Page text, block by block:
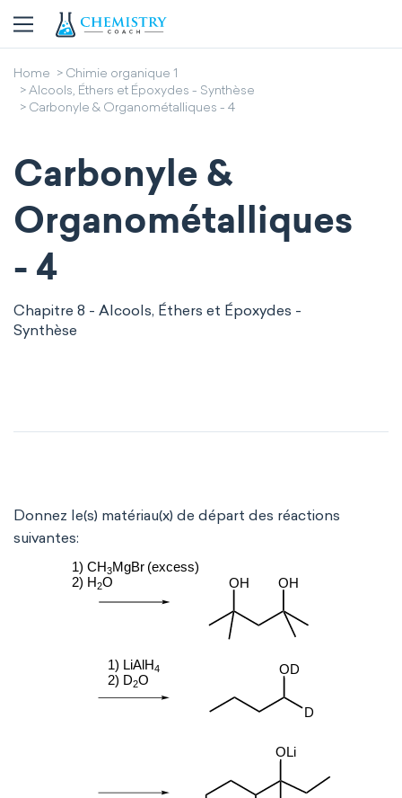
Home
Chimie organique 1
Alcools, Éthers et Époxydes - Synthèse
Carbonyle & Organométalliques - 4
Carbonyle &
Organométalliques
- 4
Chapitre 8 - Alcools, Éthers et Époxydes -
Synthèse
Donnez le(s) matériau(x) de départ des réactions
suivantes: